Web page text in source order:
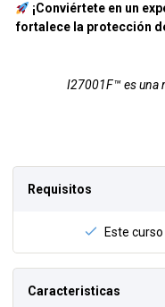
¡Conviértete en un
fortalece la protección
I27001F™ es una
Requisitos
Este
Caracteristicas